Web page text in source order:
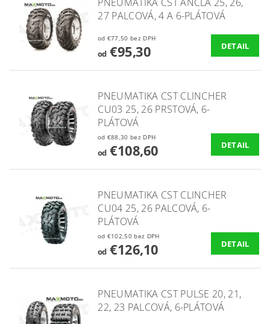
27 PALCOVÁ, 4 A 6-PLÁTOVÁ
od €77,50 bez DPH
od€95,30 DETAIL
PNEUMATIKA CST CLINCHER
CU03 25, 26 PRSTOVÁ, 6-
PLÁTOVÁ
od €88,30 bez DPH
od€108,60 DETAIL
PNEUMATIKA CST CLINCHER
CU04 25, 26 PALCOVÁ, 6-
PLÁTOVÁ
od €102,50 bez DPH
od€126,10 DETAIL
PNEUMATIKA CST PULSE 20, 21,
22, 23 PALCOVÁ, 6-PLÁTOVÁ